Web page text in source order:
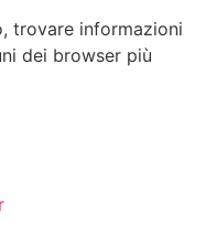
trovare informazioni
dei browser più